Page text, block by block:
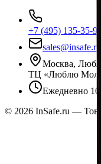
+7 (495) 135-35-99
sales@insafe.ru
Москва,
ТЦ «Люблю
Ежедневно
© 2026 InSafe.ru —